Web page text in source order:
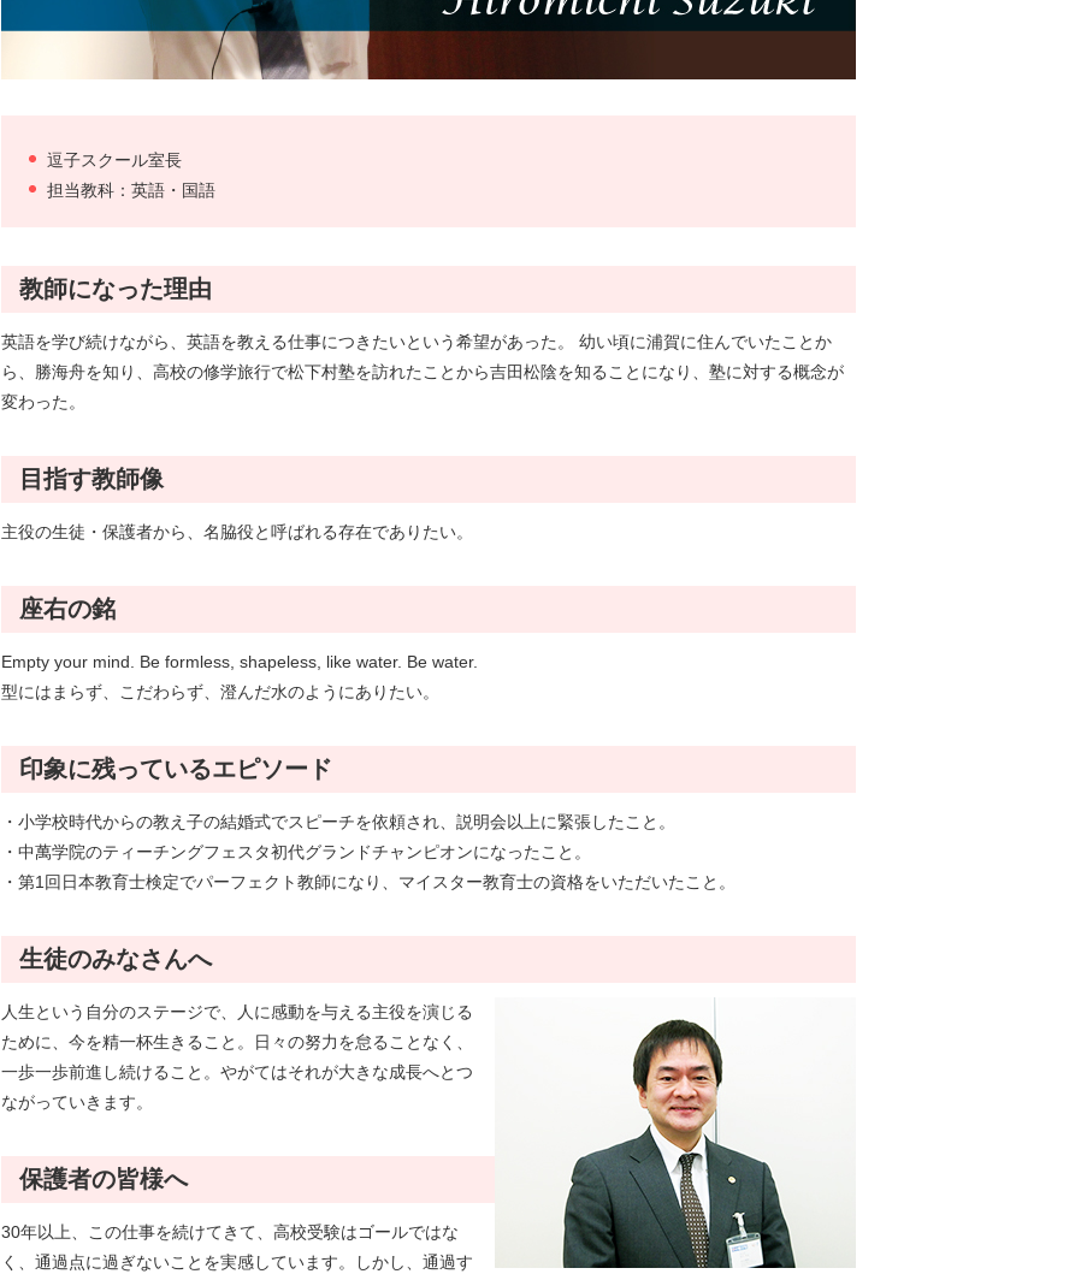
逗子スクール室長
担当教科：英語・国語
教師になった理由
英語を学び続けながら、英語を教える仕事につきたいという希望があった。 幼い頃に浦賀に住んでいたことか
ら、勝海舟を知り、高校の修学旅行で松下村塾を訪れたことから吉田松陰を知ることになり、塾に対する概念が
変わった。
目指す教師像
主役の生徒・保護者から、名脇役と呼ばれる存在でありたい。
座右の銘
Empty your mind. Be formless, shapeless, like water. Be water.
型にはまらず、こだわらず、澄んだ水のようにありたい。
印象に残っているエピソード
・小学校時代からの教え子の結婚式でスピーチを依頼され、説明会以上に緊張したこと。
・中萬学院のティーチングフェスタ初代グランドチャンピオンになったこと。
・第1回日本教育士検定でパーフェクト教師になり、マイスター教育士の資格をいただいたこと。
生徒のみなさんへ
人生という自分のステージで、人に感動を与える主役を演じる
ために、今を精一杯生きること。日々の努力を怠ることなく、
一歩一歩前進し続けること。やがてはそれが大きな成長へとつ
ながっていきます。
保護者の皆様へ
30年以上、この仕事を続けてきて、高校受験はゴールではな
く、通過点に過ぎないことを実感しています。しかし、通過す